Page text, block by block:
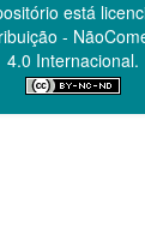
está
-
4.0 Internacional.